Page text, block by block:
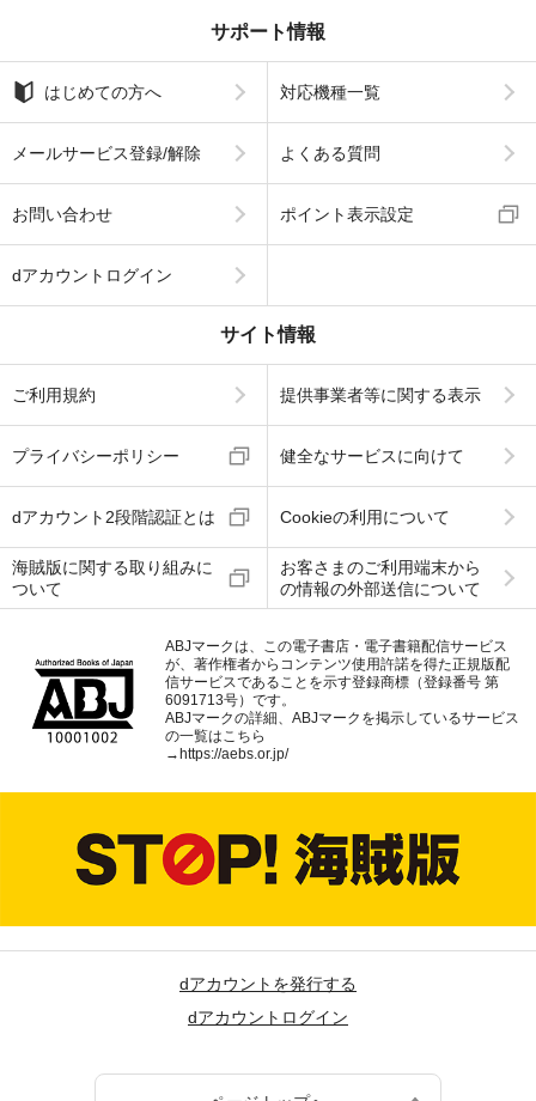
サポート情報
はじめての方へ 対応機種一覧
メールサービス登録/解除 よくある質問
お問い合わせ ポイント表示設定
dアカウントログイン
サイト情報
ご利用規約 提供事業者等に関する表示
プライバシーポリシー 健全なサービスに向けて
dアカウント2段階認証とは Cookieの利用について
海賊版に関する取り組みに
ついて
お客さまのご利用端末から
の情報の外部送信について
ABJマークは、この電子書店・電子書籍配信サービス
が、著作権者からコンテンツ使用許諾を得た正規版配
信サービスであることを示す登録商標（登録番号 第
6091713号）です。
ABJマークの詳細、ABJマークを掲示しているサービス
の一覧はこちら
→ https://aebs.or.jp/
dアカウントを発行する
dアカウントログイン